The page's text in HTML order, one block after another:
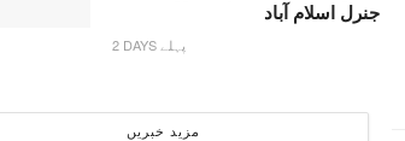
جنرل اسلام آباد
2 DAYS پہلے
مزید خبریں